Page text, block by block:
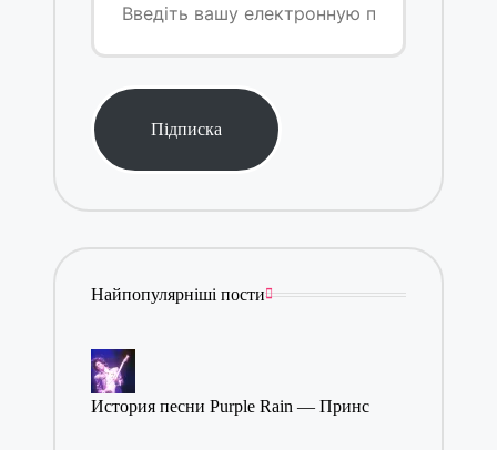
електронную
Підписка
Найпопулярніші пости
История песни Purple Rain — Принс